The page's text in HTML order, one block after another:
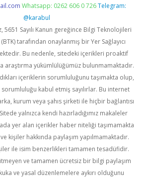
Whatsapp: 0262 606 0 726 Telegram:
@karabul
5651 Sayılı Kanun gereğince Bilgi Teknolojileri
tarafından onaylanmış bir Yer Sağlayıcı
Bu nedenle, sitedeki içerikleri proaktif
araştırma yükümlülüğümüz bulunmamaktadır.
içeriklerin sorumluluğunu taşımakta olup,
kabul etmiş sayılırlar. Bu internet
kurum veya şahıs şirketi ile hiçbir bağlantısı
yalnızca kendi hazırladığımız makaleler
yer alan içerikler haber niteliği taşımamakta
kişiler hakkında paylaşım yapılmamaktadır.
ile isim benzerlikleri tamamen tesadüfidir.
ve tamamen ücretsiz bir bilgi paylaşım
ve yasal düzenlemelere aykırı olduğunu